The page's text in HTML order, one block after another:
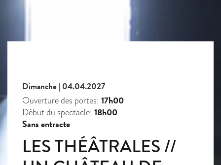
Dimanche | 04.04.2027
Ouverture des portes: 17h00
Début du spectacle: 18h00
Sans entracte
LES THÉÂTRALES //